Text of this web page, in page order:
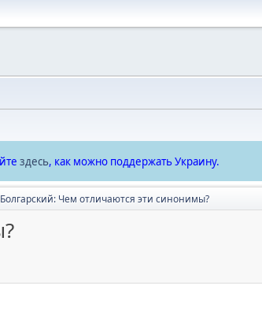
здесь, как можно поддержать Украину.
Болгарский: Чем отличаются эти синонимы?